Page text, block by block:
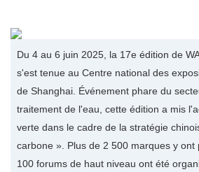
Du 4 au 6 juin 2025, la 17e édition de
s'est tenue au Centre national des
de Shanghai. Événement phare du
traitement de l'eau, cette édition a mis
verte dans le cadre de la stratégie
carbone ». Plus de 2 500 marques y ont
100 forums de haut niveau ont été